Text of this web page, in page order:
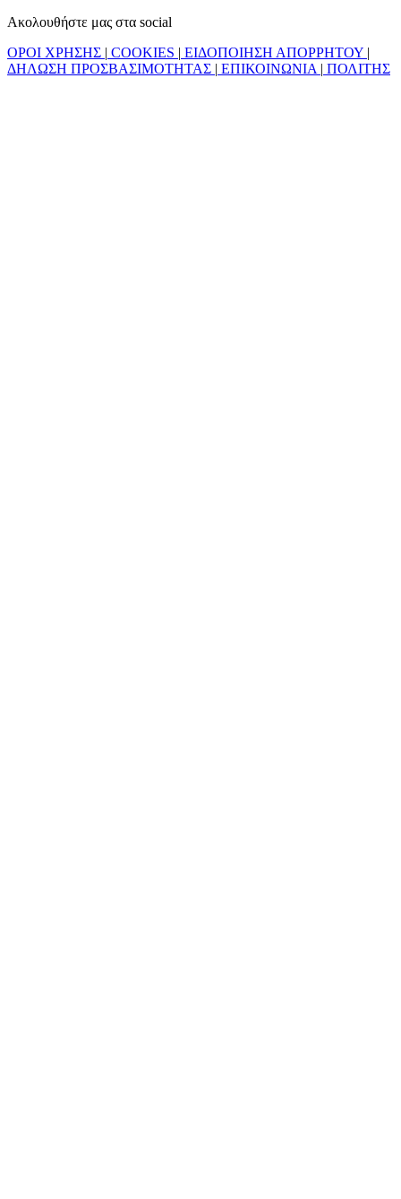
Ακολουθήστε μας στα social
ΟΡΟΙ ΧΡΗΣΗΣ | COOKIES | ΕΙΔΟΠΟΙΗΣΗ ΑΠΟΡΡΗΤΟΥ |
ΔΗΛΩΣΗ ΠΡΟΣΒΑΣΙΜΟΤΗΤΑΣ | ΕΠΙΚΟΙΝΩΝΙΑ | ΠΟΛΙΤΗΣ